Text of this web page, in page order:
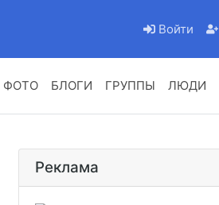
Войти
ФОТО БЛОГИ ГРУППЫ ЛЮДИ
Реклама